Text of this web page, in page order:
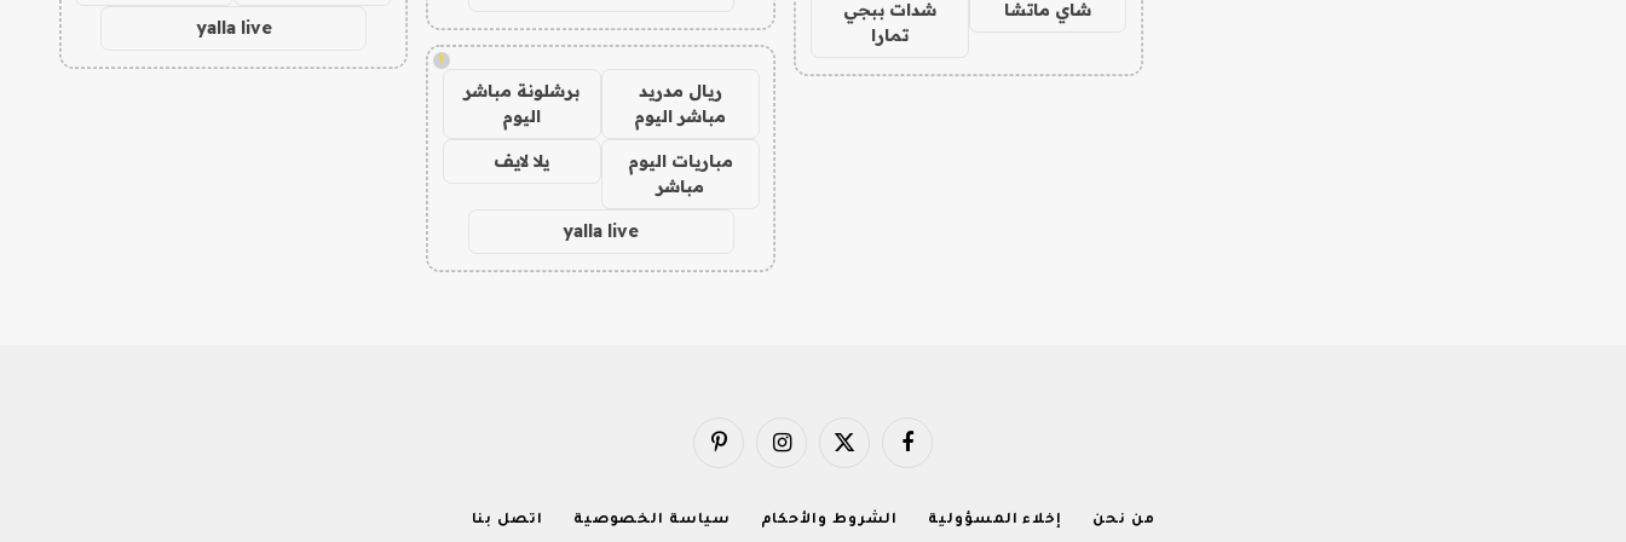
شاي ماتشا
شدات ببجي
تمارا
!
ريال مدريد
مباشر اليوم
برشلونة مباشر
اليوم
مباريات اليوم
مباشر
يلا لايف
yalla live
yalla live
فيسبوك X
الانستغرامبينتيريست
من نحن إخلاء المسؤولية الشروط والأحكام سياسة الخصوصية اتصل بنا